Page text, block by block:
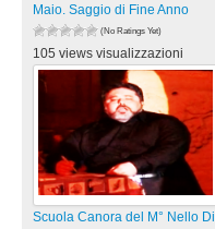
Maio. Saggio di Fine Anno
(No Ratings Yet)
105 views visualizzazioni
Scuola Canora del M° Nello Di